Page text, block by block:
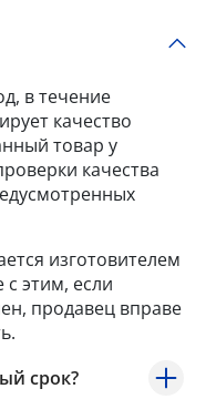
в течение
качество
товар у
качества
изготовителем
этим, если
продавец вправе
срок?